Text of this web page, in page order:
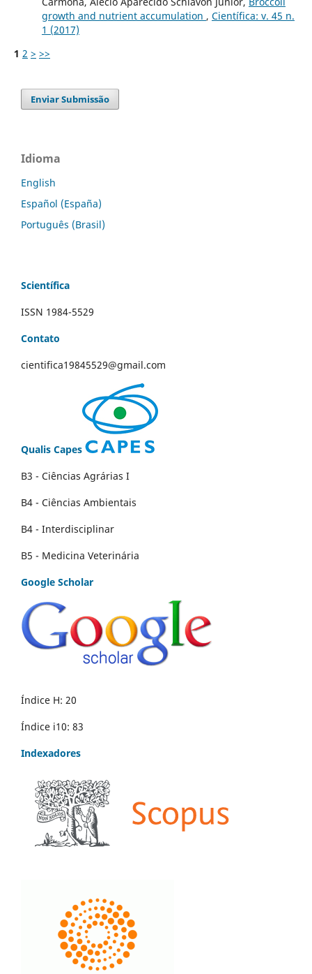
growth and nutrient accumulation , Científica: v. 45 n.
1 (2017)
1 2 > >>
Enviar Submissão
Idioma
English
Español (España)
Português (Brasil)
Scientífica
ISSN 1984-5529
Contato
cientifica19845529@gmail.com
Qualis Capes
B3 - Ciências Agrárias I
B4 - Ciências Ambientais
B4 - Interdisciplinar
B5 - Medicina Veterinária
Google Scholar
Índice H: 20
Índice i10: 83
Indexadores